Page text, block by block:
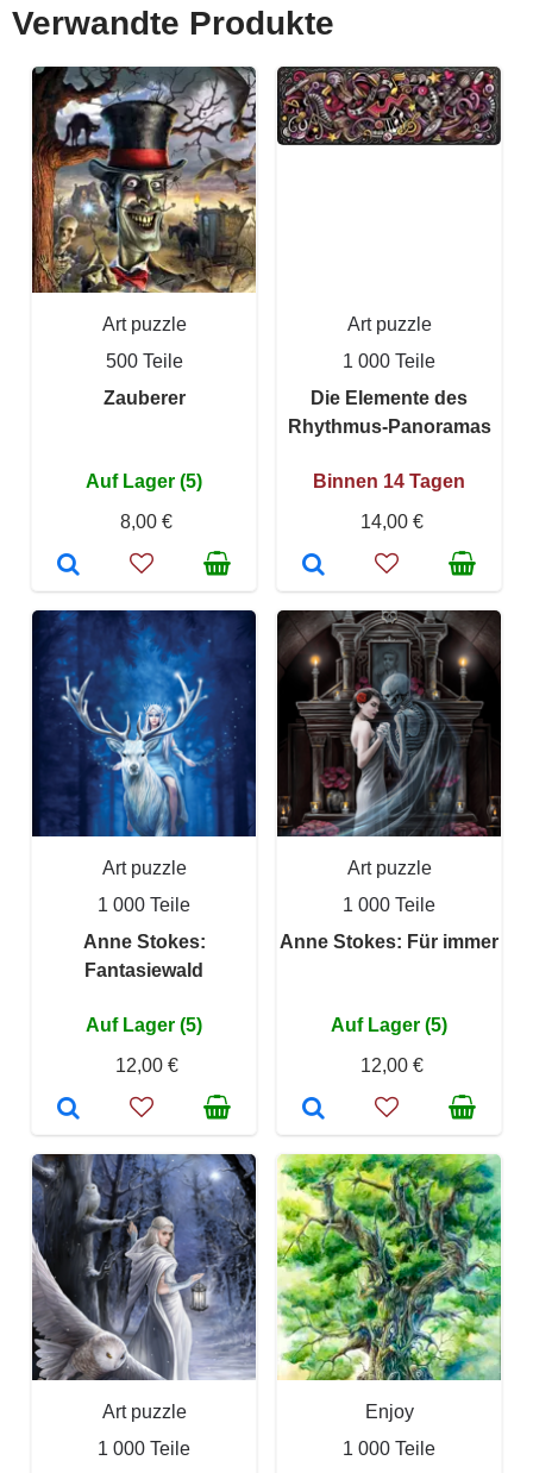
Verwandte Produkte
Art puzzle
500 Teile
Zauberer
Auf Lager (5)
8,00 €
Art puzzle
1 000 Teile
Die Elemente des
Rhythmus-Panoramas
Binnen 14 Tagen
14,00 €
Art puzzle
1 000 Teile
Anne Stokes:
Fantasiewald
Auf Lager (5)
12,00 €
Art puzzle
1 000 Teile
Anne Stokes: Für immer
Auf Lager (5)
12,00 €
Art puzzle
1 000 Teile
Enjoy
1 000 Teile